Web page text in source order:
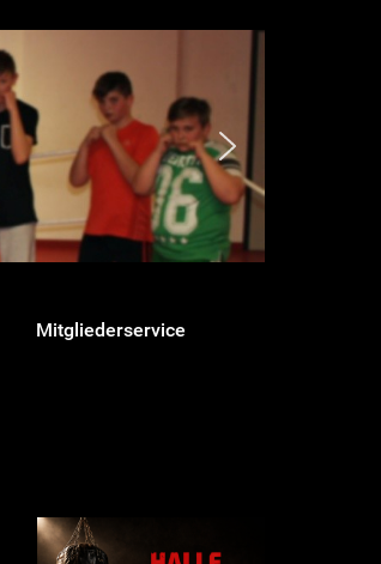
Mitgliederservice